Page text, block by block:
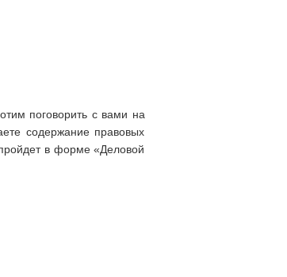
поговорить с вами на
содержание правовых
в форме «Деловой